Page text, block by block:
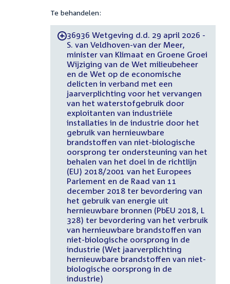
Te behandelen:
-36936 Wetgeving d.d. 29 april 2026 -
S. van Veldhoven-van der Meer,
minister van Klimaat en Groene Groei
Wijziging van de Wet milieubeheer
en de Wet op de economische
delicten in verband met een
jaarverplichting voor het vervangen
van het waterstofgebruik door
exploitanten van industriële
installaties in de industrie door het
gebruik van hernieuwbare
brandstoffen van niet-biologische
oorsprong ter ondersteuning van het
behalen van het doel in de richtlijn
(EU) 2018/2001 van het Europees
Parlement en de Raad van 11
december 2018 ter bevordering van
het gebruik van energie uit
hernieuwbare bronnen (PbEU 2018, L
328) ter bevordering van het verbruik
van hernieuwbare brandstoffen van
niet-biologische oorsprong in de
industrie (Wet jaarverplichting
hernieuwbare brandstoffen van niet-
biologische oorsprong in de
industrie)